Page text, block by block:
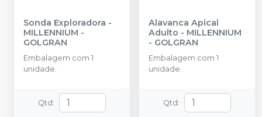
Sonda Exploradora -
MILLENNIUM -
GOLGRAN
Embalagem com 1
unidade.
Qtd :
Alavanca Apical
Adulto - MILLENNIUM
- GOLGRAN
Embalagem com 1
unidade.
Qtd :